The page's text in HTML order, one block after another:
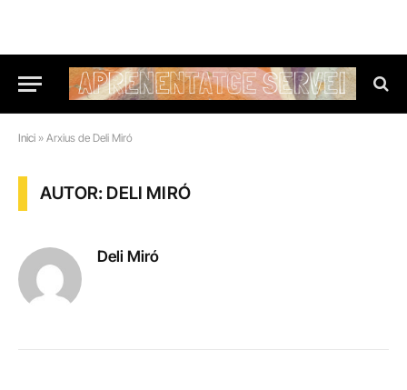
Inici » Arxius de Deli Miró
AUTOR: DELI MIRÓ
Deli Miró